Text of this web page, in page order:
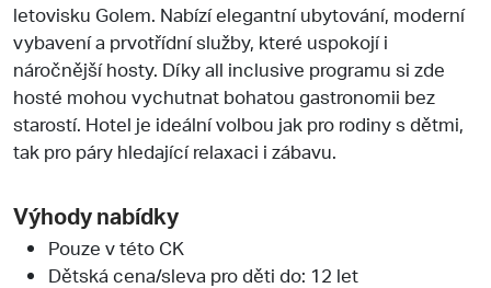
letovisku Golem. Nabízí elegantní ubytování, moderní
vybavení a prvotřídní služby, které uspokojí i
náročnější hosty. Díky all inclusive programu si zde
hosté mohou vychutnat bohatou gastronomii bez
starostí. Hotel je ideální volbou jak pro rodiny s dětmi,
tak pro páry hledající relaxaci i zábavu.
Výhody nabídky
Pouze v této CK
Dětská cena/sleva pro děti do: 12 let